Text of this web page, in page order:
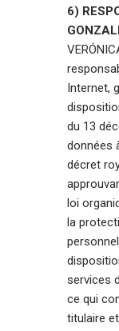
6)
Internet,
du 13
données
décret
loi
la
services
ce qui
titulaire